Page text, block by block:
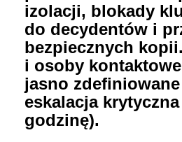
izolacji, blokady
do decydentów i
bezpiecznych
i osoby
jasno
eskalacja
godzinę).